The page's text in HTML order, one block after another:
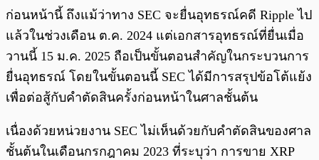
ก่อนหน้านี้ ถึงแม้ว่าทาง SEC จะยื่นอุทธรณ์คดี Ripple ไป
แล้วในช่วงเดือน ต.ค. 2024 แต่เอกสารอุทธรณ์ที่ยื่นเมื่อ
วานนี้ 15 ม.ค. 2025 ถือเป็นขั้นตอนสำคัญในกระบวนการ
ยื่นอุทธรณ์ โดยในขั้นตอนนี้ SEC ได้มีการสรุปข้อโต้แย้ง
เพื่อต่อสู้กับคำตัดสินครั้งก่อนหน้าในศาลชั้นต้น
เนื่องด้วยหน่วยงาน SEC ไม่เห็นด้วยกับคำตัดสินของศาล
ชั้นต้นในเดือนกรกฎาคม 2023 ที่ระบุว่า การขาย XRP